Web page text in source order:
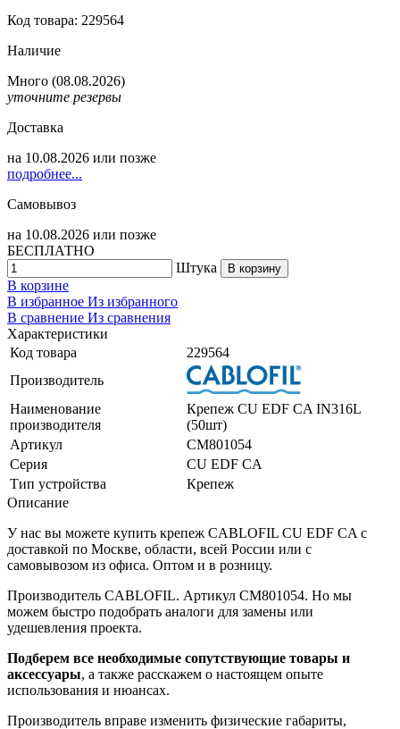
Код товара: 229564
Наличие
Много (08.08.2026)
уточните резервы
Доставка
на 10.08.2026 или позже
подробнее...
Самовывоз
на 10.08.2026 или позже
БЕСПЛАТНО
Штука
В корзину
В корзине
В избранное Из избранного
В сравнение Из сравнения
Характеристики
Код товара
229564
Производитель
Наименование
производителя
Крепеж CU EDF CA IN316L
(50шт)
Артикул
CM801054
Серия
CU EDF CA
Тип устройства
Крепеж
Описание
У нас вы можете купить крепеж CABLOFIL CU EDF CA с
доставкой по Москве, области, всей России или с
самовывозом из офиса. Оптом и в розницу.
Производитель CABLOFIL. Артикул CM801054. Но мы
можем быстро подобрать аналоги для замены или
удешевления проекта.
Подберем все необходимые сопутствующие товары и
аксессуары, а также расскажем о настоящем опыте
использования и нюансах.
Производитель вправе изменить физические габариты,